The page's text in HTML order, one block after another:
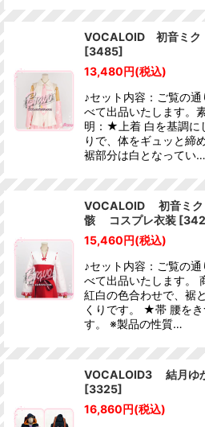
VOCALOID 初音ミ
[3485]
13,480円(税込)
♪セット内容：ご覧の
べて出品いたします。
明：★上着 白を基調に
りで、体をギュッと締
裾部分は白となってい…
VOCALOID 初音ミ
骸 コスプレ衣装 [
15,460円(税込)
♪セット内容：ご覧の
べて出品いたします。
紅白の色合わせで、裾
くりです。 ★帯 腰を
す。 ※製品の性質…
VOCALOID3 結月ゆ
[3325]
16,860円(税込)